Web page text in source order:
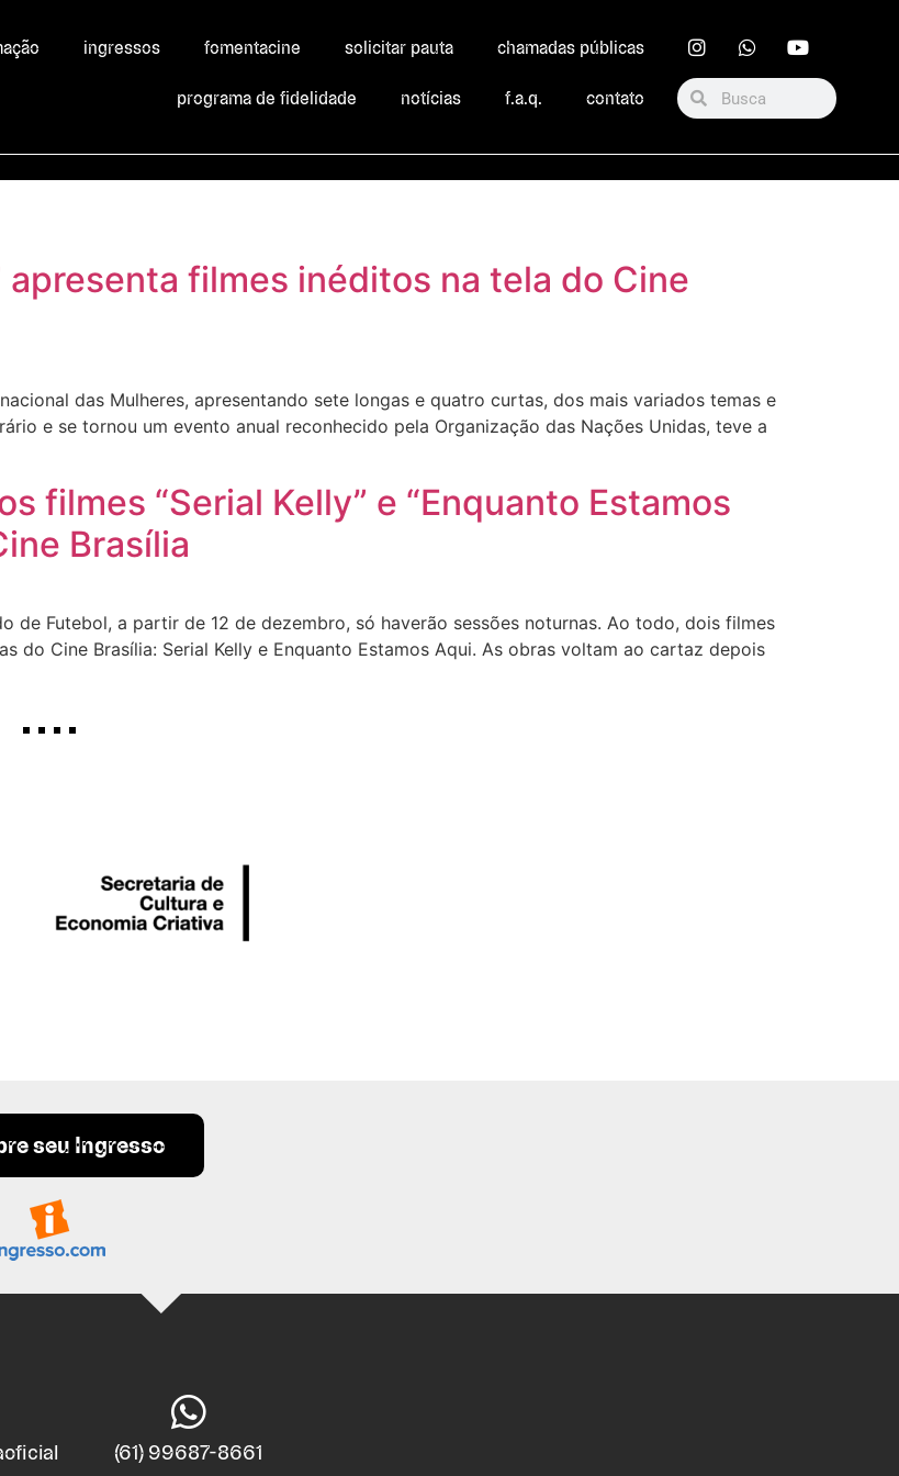
ingressos fomentacine solicitar pauta chamadas públicas
programa de fidelidade notícias f.a.q. contato
apresenta filmes inéditos na tela do Cine
das Mulheres, apresentando sete longas e quatro curtas, dos mais variados temas e
e se tornou um evento anual reconhecido pela Organização das Nações Unidas, teve a
filmes “Serial Kelly” e “Enquanto Estamos
Brasília
de Futebol, a partir de 12 de dezembro, só haverão sessões noturnas. Ao todo, dois filmes
do Cine Brasília: Serial Kelly e Enquanto Estamos Aqui. As obras voltam ao cartaz depois
seu Ingresso
(61) 99687-8661